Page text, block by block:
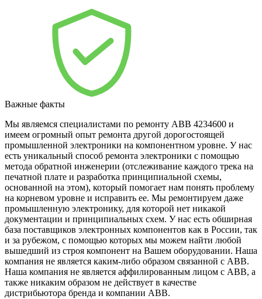
Важные факты
Мы являемся специалистами по ремонту ABB 4234600 и
имеем огромный опыт ремонта другой дорогостоящей
промышленной электроники на компонентном уровне. У нас
есть уникальный способ ремонта электроники с помощью
метода обратной инженерии (отслеживание каждого трека на
печатной плате и разработка принципиальной схемы,
основанной на этом), который помогает нам понять проблему
на корневом уровне и исправить ее. Мы ремонтируем даже
промышленную электронику, для которой нет никакой
документации и принципиальных схем. У нас есть обширная
база поставщиков электронных компонентов как в России, так
и за рубежом, с помощью которых мы можем найти любой
вышедший из строя компонент на Вашем оборудовании. Наша
компания не является каким-либо образом связанной с ABB.
Наша компания не является аффилированным лицом с ABB, а
также никаким образом не действует в качестве
дистрибьютора бренда и компании ABB.